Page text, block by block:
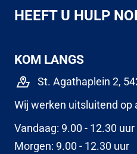
HEEFT U HULP
KOM LANGS
St. Agathaplein 2,
Wij werken uitsluitend op
Vandaag: 9.00 - 12.30 uur
Morgen: 9.00 - 12.30 uur